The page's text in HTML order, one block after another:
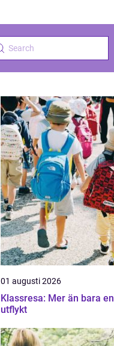
01 augusti 2026
Klassresa: Mer än bara en
utflykt